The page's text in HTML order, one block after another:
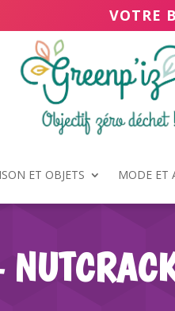
VOTRE
ET OBJETS MODE ET